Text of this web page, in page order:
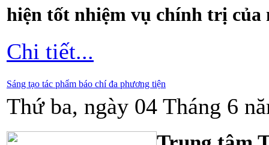
hiện tốt nhiệm vụ chính trị của
Chi tiết...
Sáng tạo tác phẩm báo chí đa phương tiện
Thứ ba, ngày 04 Tháng 6